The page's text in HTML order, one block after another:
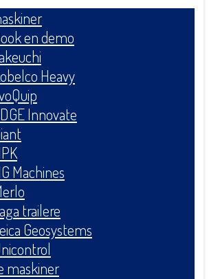
en demo
Heavy
Innovate
Machines
trailere
Geosystems
maskiner